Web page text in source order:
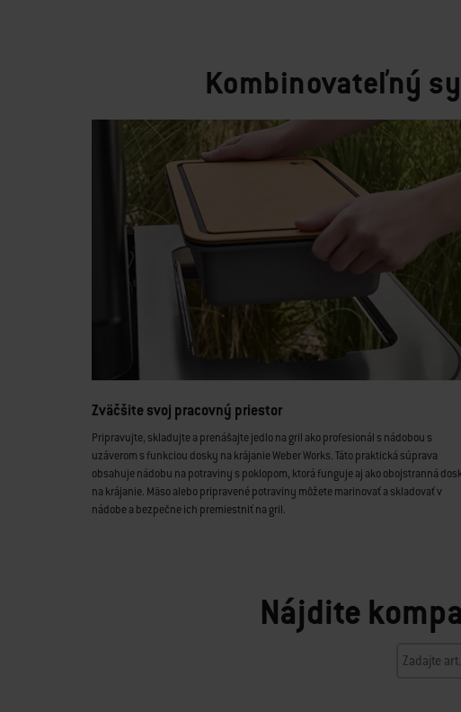
Kombinovateľný
Zväčšite svoj pracovný priestor
Pripravujte, skladujte a prenášajte jedlo na gril ako profesionál s nádobou s
uzáverom s funkciou dosky na krájanie Weber Works. Táto praktická súprava
obsahuje nádobu na potraviny s poklopom, ktorá funguje aj ako obojstranná
na krájanie. Mäso alebo pripravené potraviny môžete marinovať a skladovať v
nádobe a bezpečne ich premiestniť na gril.
Nájdite